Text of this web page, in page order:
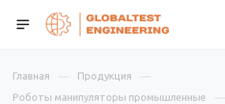
Главная
Продукция
Роботы манипуляторы промышленные